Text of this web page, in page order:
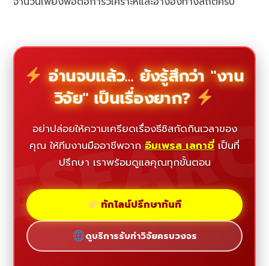
อ่านจบแล้ว... ยังรู้สึกว่า "งาน
วิจัย" เป็นเรื่องยาก?
อย่าปล่อยให้ความเครียดเรื่องธีซิสกัดกินเวลาของ
คุณ ให้ทีมงานมืออาชีพจาก อิมเพรส เลกาซี่ เป็นที่
ปรึกษา เราพร้อมดูแลคุณทุกขั้นตอน
ทักไลน์ปรึกษาทันที
ดูบริการรับทำวิจัยครบวงจร